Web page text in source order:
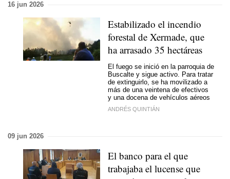
16 jun 2026
Estabilizado el incendio
forestal de Xermade, que
ha arrasado 35 hectáreas
El fuego se inició en la parroquia de
Buscalte y sigue activo. Para tratar
de extinguirlo, se ha movilizado a
más de una veintena de efectivos
y una docena de vehículos aéreos
ANDRÉS QUINTIÁN
09 jun 2026
El banco para el que
trabajaba el lucense que